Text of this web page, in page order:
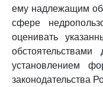
ему надлежащим
сфере
оценивать
установлением
законодательства